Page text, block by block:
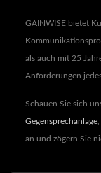
GAINWISE bietet
als auch mit 25
Anforderungen
Schauen Sie sich
Gegensprechanlage
an und zögern Sie